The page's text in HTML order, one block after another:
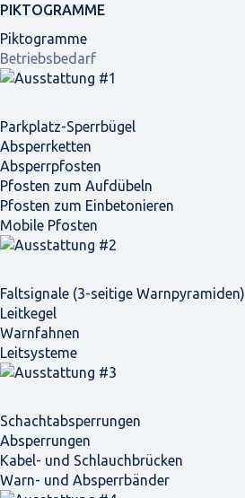
PIKTOGRAMME
Piktogramme
Betriebsbedarf
Parkplatz-Sperrbügel
Absperrketten
Absperrpfosten
Pfosten zum Aufdübeln
Pfosten zum Einbetonieren
Mobile Pfosten
Faltsignale (3-seitige Warnpyramiden)
Leitkegel
Warnfahnen
Leitsysteme
Schacht­absperrungen
Absperrungen
Kabel- und Schlauchbrücken
Warn- und Absperrbänder